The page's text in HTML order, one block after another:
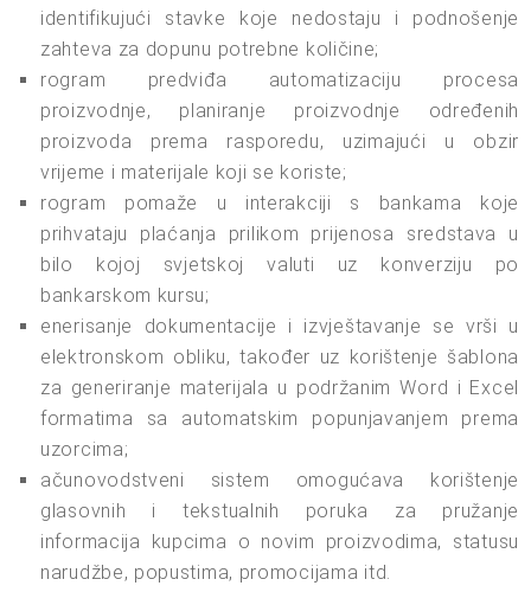
identifikujući stavke koje nedostaju i podnošenje
zahteva za dopunu potrebne količine;
rogram predviđa automatizaciju procesa
proizvodnje, planiranje proizvodnje određenih
proizvoda prema rasporedu, uzimajući u obzir
vrijeme i materijale koji se koriste;
rogram pomaže u interakciji s bankama koje
prihvataju plaćanja prilikom prijenosa sredstava u
bilo kojoj svjetskoj valuti uz konverziju po
bankarskom kursu;
enerisanje dokumentacije i izvještavanje se vrši u
elektronskom obliku, također uz korištenje šablona
za generiranje materijala u podržanim Word i Excel
formatima sa automatskim popunjavanjem prema
uzorcima;
ačunovodstveni sistem omogućava korištenje
glasovnih i tekstualnih poruka za pružanje
informacija kupcima o novim proizvodima, statusu
narudžbe, popustima, promocijama itd.